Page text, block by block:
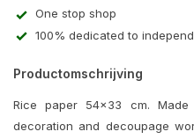
One stop shop
100% dedicated to
Productomschrijving
Rice paper 54x33 cm.
decoration and decoupage